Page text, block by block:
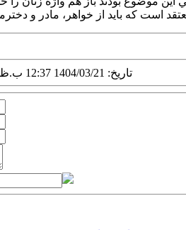
تاریخ: 1404/03/21 12:37 ب.ظ |